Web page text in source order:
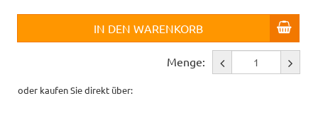
IN DEN WARENKORB
Menge:
oder kaufen Sie direkt über: